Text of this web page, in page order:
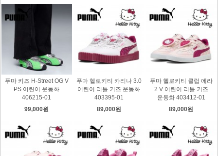
푸마 키즈 H-Street OG V
PS 어린이 운동화
406215-01
99,000원
푸마 헬로키티 카리나 3.0
어린이 리틀 키즈 운동화
403395-01
89,000원
푸마 헬로키티 클럽 에라
2 V 어린이 리틀 키즈
운동화 403412-01
89,000원